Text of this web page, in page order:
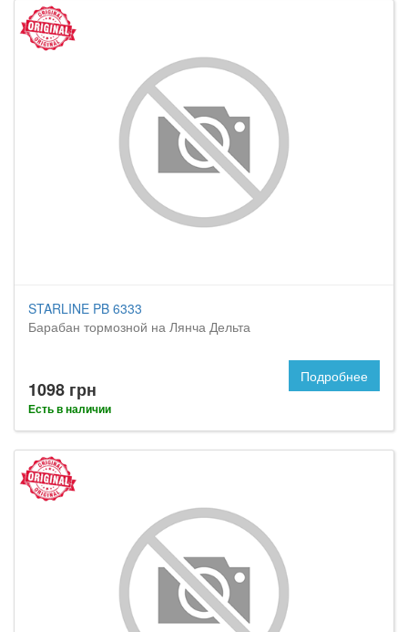
STARLINE PB 6333
Барабан тормозной на Лянча Дельта
1098 грн
Есть в наличии
Подробнее